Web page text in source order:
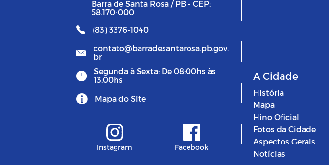
Barra de Santa Rosa / PB - CEP:
58.170-000
(83) 3376-1040
contato@barradesantarosa.pb.gov.
br
Segunda à Sexta: De 08:00hs às
13:00hs
Mapa do Site
Instagram Facebook
A Cidade
História
Mapa
Hino Oficial
Fotos da Cidade
Aspectos Gerais
Notícias